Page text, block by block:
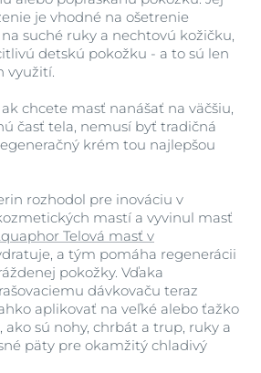
je vhodné na ošetrenie
suché ruky a nechtovú kožičku,
detskú pokožku - a to sú len
využití.
chcete masť nanášať na väčšiu,
časť tela, nemusí byť tradičná
krém tou najlepšou
rozhodol pre inováciu v
mastí a vyvinul masť
Telová masť v
a tým pomáha regenerácii
pokožky. Vďaka
dávkovaču teraz
aplikovať na veľké alebo ťažko
sú nohy, chrbát a trup, ruky a
päty pre okamžitý chladivý